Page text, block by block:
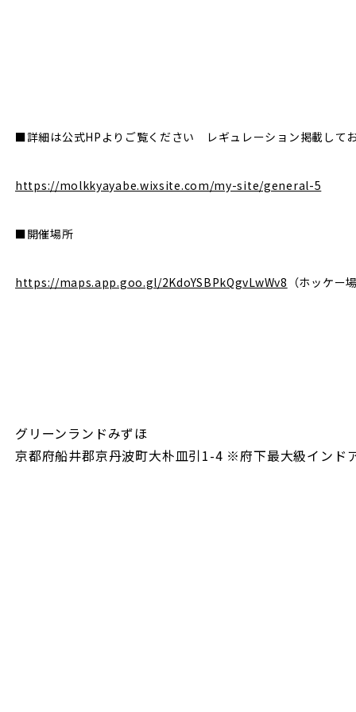
■詳細は公式HPよりご覧ください レギュレーション掲載して
https://molkkyayabe.wixsite.com/my-site/general-5
■開催場所
https://maps.app.goo.gl/2KdoYSBPkQgvLwWv8 （ホッケー
グリーンランドみずほ
京都府船井郡京丹波町大朴皿引1-4 ※府下最大級インド